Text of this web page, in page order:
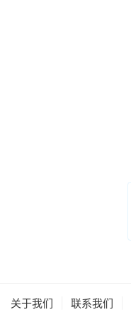
关于我们 联系我们